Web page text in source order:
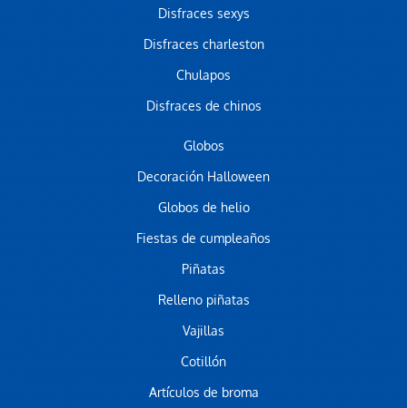
Disfraces sexys
Disfraces charleston
Chulapos
Disfraces de chinos
Globos
Decoración Halloween
Globos de helio
Fiestas de cumpleaños
Piñatas
Relleno piñatas
Vajillas
Cotillón
Artículos de broma